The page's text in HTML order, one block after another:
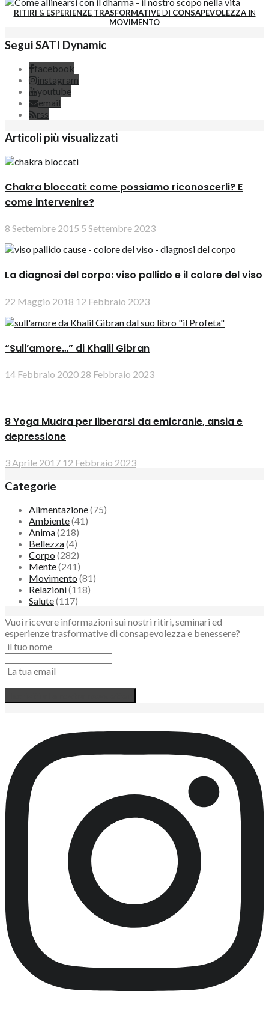
RITIRI & ESPERIENZE TRASFORMATIVEDI CONSAPEVOLEZZAIN
MOVIMENTO
Segui SATI Dynamic
facebook
instagram
youtube
email
rss
Articoli più visualizzati
Chakra bloccati: come possiamo riconoscerli? E
come intervenire?
8 Settembre 2015 5 Settembre 2023
La diagnosi del corpo: viso pallido e il colore del viso
22 Maggio 2018 12 Febbraio 2023
“Sull’amore…” di Khalil Gibran
14 Febbraio 2020 28 Febbraio 2023
8 Yoga Mudra per liberarsi da emicranie, ansia e
depressione
3 Aprile 2017 12 Febbraio 2023
Categorie
Alimentazione(75)
Ambiente(41)
Anima(218)
Bellezza(4)
Corpo (282)
Mente(241)
Movimento (81)
Relazioni(118)
Salute(117)
Vuoi ricevere informazioni sui nostri ritiri, seminari ed
esperienze trasformative di consapevolezza e benessere?